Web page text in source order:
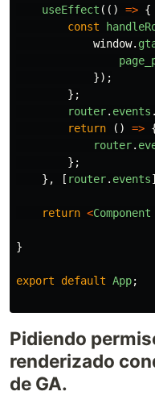
useEffect (() => {
const
window.
});
};
router. events .
return
() =>
router.
};
},
[ router. events
return <Component
}
export default App;
Pidiendo
renderizado
de GA.